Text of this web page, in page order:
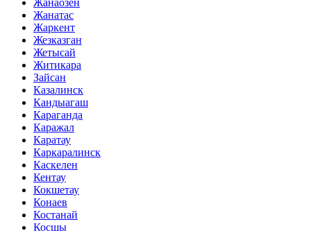
Жанаозен
Жанатас
Жаркент
Жезказган
Жетысай
Житикара
Зайсан
Казалинск
Кандыагаш
Караганда
Каражал
Каратау
Каркаралинск
Каскелен
Кентау
Кокшетау
Конаев
Костанай
Косшы